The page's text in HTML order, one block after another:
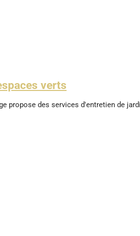
verts
propose des services d'entretien de